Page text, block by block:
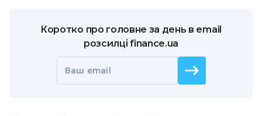
Коротко про головне за день в email
розсилці finance.ua
Ваш email